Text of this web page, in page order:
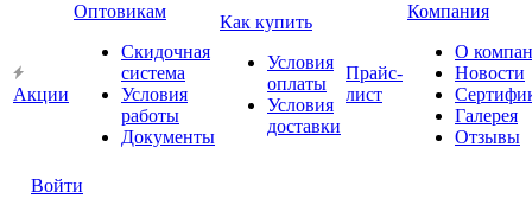
Акции
Оптовикам
Скидочная
система
Условия
работы
Документы
Как купить
Условия
оплаты
Условия
доставки
Прайс-
лист
Компания
О
Новости
Галерея
Отзывы
Войти